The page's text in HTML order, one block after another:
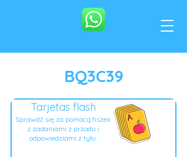
BQ3C39
Tarjetas flash
Sprawdź się za pomocą fiszek
z zadaniami z przodu i
odpowiedziami z tyłu.